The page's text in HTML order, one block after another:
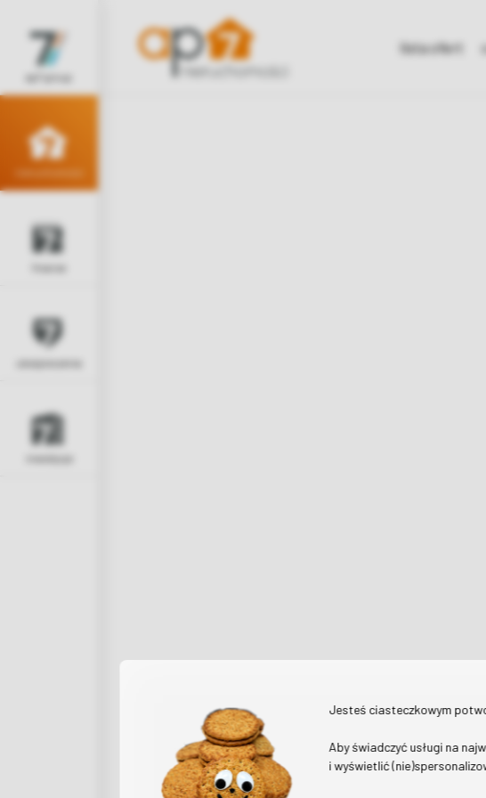
ap7 group
ubezpieczenia
lista ofert
Jesteś ciasteczkowym
Aby świadczyć usługi na
i wyświetlić